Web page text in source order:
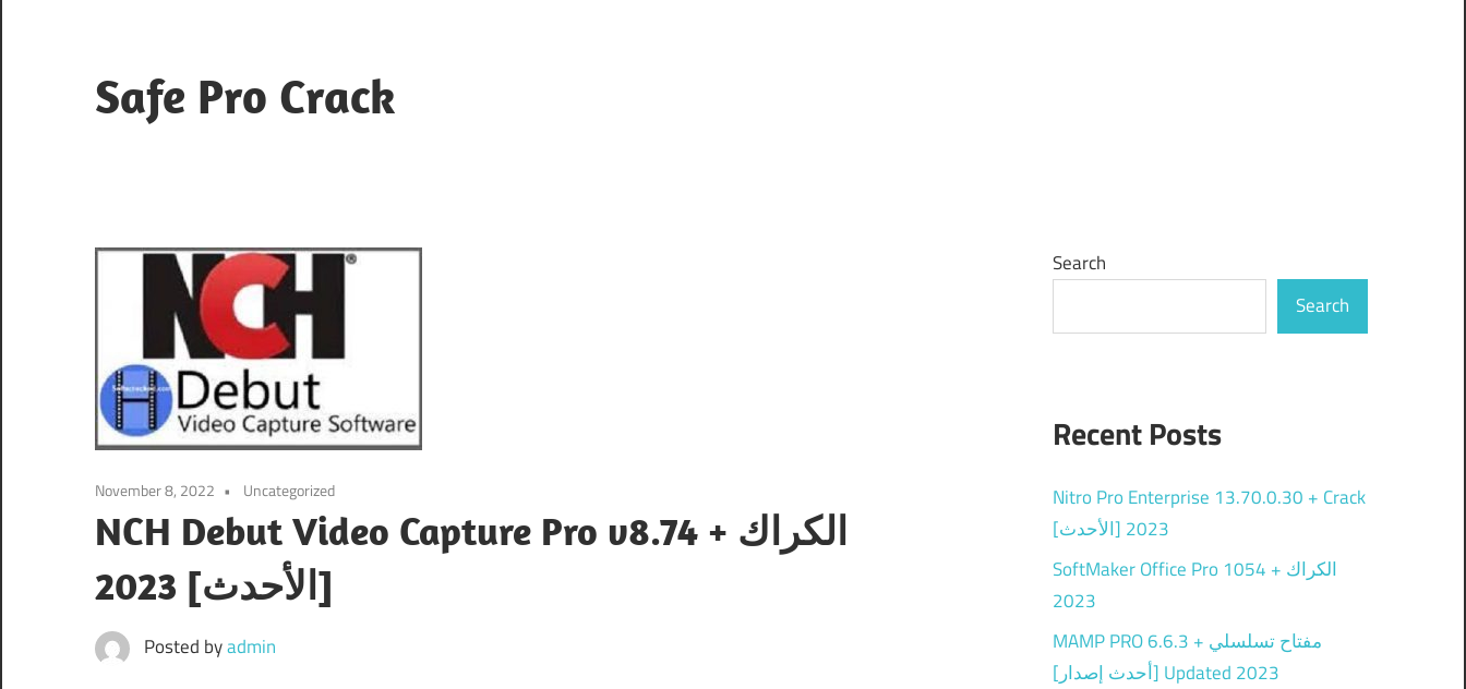
content
Safe Pro Crack
November 8, 2022 Uncategorized
NCH Debut Video Capture Pro v8.74 + الكراك
[الأحدث] 2023
Posted byadmin
Search
Search
Recent Posts
Nitro Pro Enterprise 13.70.0.30 + Crack
[الأحدث] 2023
SoftMaker Office Pro 1054 + الكراك
2023
MAMP PRO 6.6.3 + مفتاح تسلسلي
[أحدث إصدار] Updated 2023